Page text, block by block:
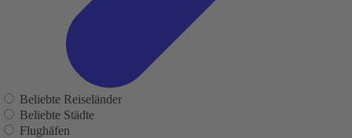
Beliebte Reiseländer
Beliebte Städte
Flughäfen